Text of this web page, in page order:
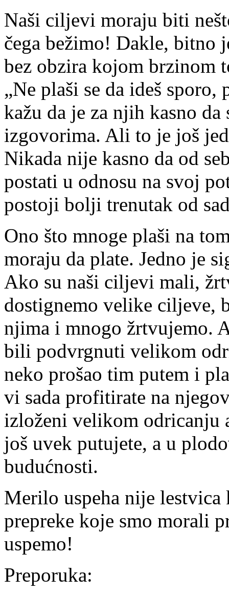
Naši ciljevi moraju biti
čega bežimo! Dakle, bitno
bez obzira kojom brzinom
„Ne plaši se da ideš
kažu da je za njih kasno
izgovorima. Ali to je još
Nikada nije kasno da od
postati u odnosu na svoj
postoji bolji trenutak od
Ono što mnoge plaši na
moraju da plate. Jedno je
Ako su naši ciljevi mali,
dostignemo velike ciljeve,
njima i mnogo žrtvujemo.
bili podvrgnuti velikom
neko prošao tim putem i
vi sada profitirate na
izloženi velikom odricanju
još uvek putujete, a u
budućnosti.
Merilo uspeha nije
prepreke koje smo morali
uspemo!
Preporuka: